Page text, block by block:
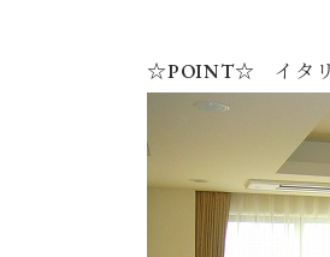
☆POINT☆ イタ